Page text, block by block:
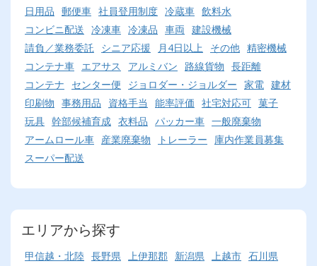
日用品 郵便車 社員登用制度 冷蔵車 飲料水
コンビニ配送 冷凍車 冷凍品 車両 建設機械
請負／業務委託
シニア応援 月4日以上 その他 精密機械
コンテナ車 エアサス アルミバン 路線貨物 長距離
コンテナ
センター便 ジョロダー・ジョルダー 家電 建材
印刷物 事務用品 資格手当 能率評価 社宅対応可 菓子
玩具 幹部候補育成 衣料品 パッカー車 一般廃棄物
アームロール車 産業廃棄物 トレーラー
庫内作業員募集
スーパー配送
エリアから探す
甲信越・北陸 長野県 上伊那郡 新潟県 上越市 石川県